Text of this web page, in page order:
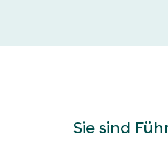
Sie sind